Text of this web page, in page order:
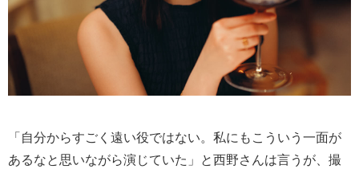
「自分からすごく遠い役ではない。私にもこういう一面が
あるなと思いながら演じていた」と西野さんは言うが、撮